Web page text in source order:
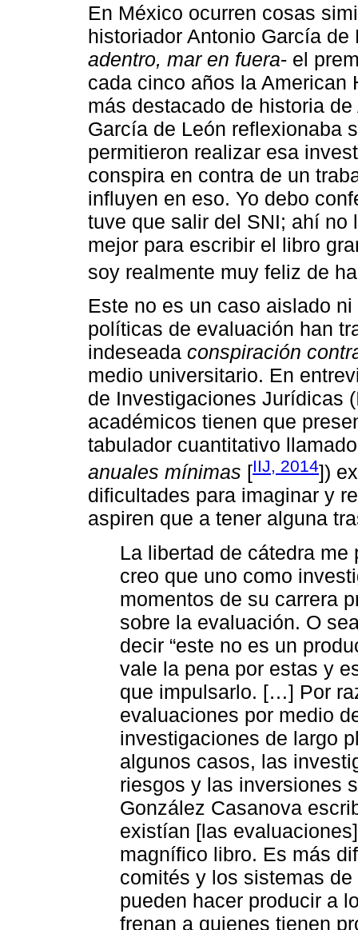
En México ocurren cosas
historiador Antonio García
adentro, mar en fuera- el
cada cinco años la American
más destacado de historia
García de León reflexionaba
permitieron realizar esa
conspira en contra de un
influyen en eso. Yo debo
tuve que salir del SNI; ahí
mejor para escribir el libro
soy realmente muy feliz de
Este no es un caso aislado
políticas de evaluación han
indeseada conspiración
medio universitario. En
de Investigaciones Jurídicas
académicos tienen que
tabulador cuantitativo
anuales mínimas [IIJ, 2014])
dificultades para imaginar y
aspiren que a tener alguna
La libertad de cátedra
creo que uno como
momentos de su carrera
sobre la evaluación. O
decir “este no es un
vale la pena por estas y
que impulsarlo. […] Por
evaluaciones por medio
investigaciones de largo
algunos casos, las
riesgos y las inversiones
González Casanova
existían [las
magnífico libro. Es más
comités y los sistemas
pueden hacer producir a
frenan a quienes tienen